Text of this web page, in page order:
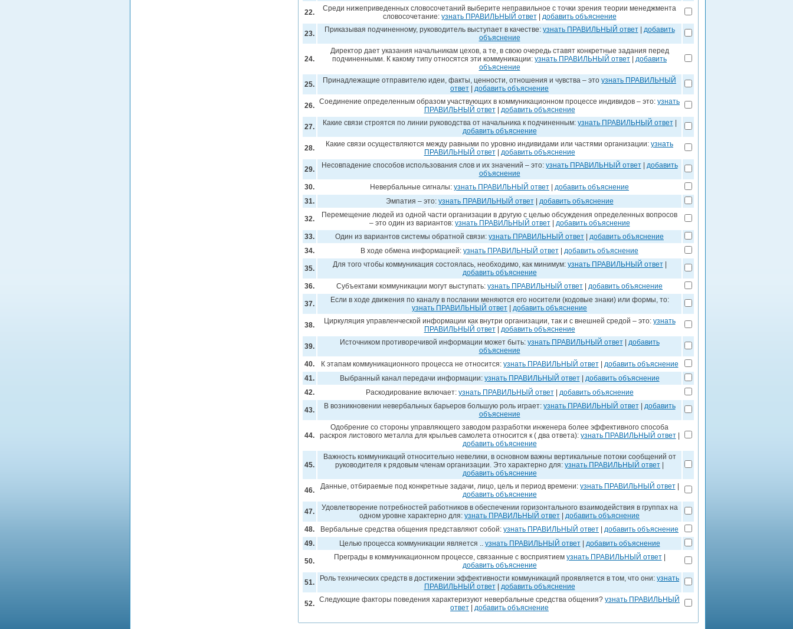
22.
Среди нижеприведенных словосочетаний выберите неправильное с точки зрения теории менеджмента
словосочетание: узнать ПРАВИЛЬНЫЙ ответ| добавить объяснение
23. Приказывая подчиненному, руководитель выступает в качестве: узнать ПРАВИЛЬНЫЙ ответ| добавить
объяснение
24.
Директор дает указания начальникам цехов, а те, в свою очередь ставят конкретные задания перед
подчиненными. К какому типу относятся эти коммуникации: узнать ПРАВИЛЬНЫЙ ответ
добавить
объяснение
25. Принадлежащие отправителю идеи, факты, ценности, отношения и чувства – это узнать ПРАВИЛЬНЫЙ
ответ
добавить объяснение
26. Соединение определенным образом участвующих в коммуникационном процессе индивидов – это: узнать
ПРАВИЛЬНЫЙ ответ| добавить объяснение
27. Какие связи строятся по линии руководства от начальника к подчиненным: узнать ПРАВИЛЬНЫЙ ответ|
добавить объяснение
28. Какие связи осуществляются между равными по уровню индивидами или частями организации: узнать
ПРАВИЛЬНЫЙ ответ| добавить объяснение
29. Несовпадение способов использования слов и их значений – это: узнать ПРАВИЛЬНЫЙ ответ| добавить
объяснение
30.
Невербальные сигналы: узнать ПРАВИЛЬНЫЙ ответ
добавить объяснение
31.
Эмпатия – это: узнать ПРАВИЛЬНЫЙ ответ| добавить объяснение
32.
Перемещение людей из одной части организации в другую с целью обсуждения определенных вопросов
– это один из вариантов: узнать ПРАВИЛЬНЫЙ ответ| добавить объяснение
33.
Один из вариантов системы обратной связи: узнать ПРАВИЛЬНЫЙ ответ
добавить объяснение
34.
В ходе обмена информацией: узнать ПРАВИЛЬНЫЙ ответ добавить объяснение
35. Для того чтобы коммуникация состоялась, необходимо, как минимум: узнать ПРАВИЛЬНЫЙ ответ|
добавить объяснение
36.
Субъектами коммуникации могут выступать: узнать ПРАВИЛЬНЫЙ ответ добавить объяснение
37.
Если в ходе движения по каналу в послании меняются его носители (кодовые знаки) или формы, то:
узнать ПРАВИЛЬНЫЙ ответ
добавить объяснение
38. Циркуляция управленческой информации как внутри организации, так и с внешней средой – это: узнать
ПРАВИЛЬНЫЙ ответ| добавить объяснение
39. Источником противоречивой информации может быть: узнать ПРАВИЛЬНЫЙ ответ| добавить
объяснение
40.
К этапам коммуникационного процесса не относится: узнать ПРАВИЛЬНЫЙ ответ| добавить объяснение
41.
Выбранный канал передачи информации: узнать ПРАВИЛЬНЫЙ ответ| добавить объяснение
42.
Раскодирование включает: узнать ПРАВИЛЬНЫЙ ответ| добавить объяснение
43. В возникновении невербальных барьеров большую роль играет: узнать ПРАВИЛЬНЫЙ ответ| добавить
объяснение
44.
Одобрение со стороны управляющего заводом разработки инженера более эффективного способа
раскроя листового металла для крыльев самолета относится к ( два ответа): узнать ПРАВИЛЬНЫЙ ответ|
добавить объяснение
45.
Важность коммуникаций относительно невелики, в основном важны вертикальные потоки сообщений от
руководителя к рядовым членам организации. Это характерно для: узнать ПРАВИЛЬНЫЙ ответ
добавить объяснение
46. Данные, отбираемые под конкретные задачи, лицо, цель и период времени: узнать ПРАВИЛЬНЫЙ ответ|
добавить объяснение
47.
Удовлетворение потребностей работников в обеспечении горизонтального взаимодействия в группах на
одном уровне характерно для: узнать ПРАВИЛЬНЫЙ ответ
добавить объяснение
48.
Вербальные средства общения представляют собой: узнать ПРАВИЛЬНЫЙ ответ
добавить объяснение
49.
Целью процесса коммуникации является .. узнать ПРАВИЛЬНЫЙ ответ| добавить объяснение
50. Преграды в коммуникационном процессе, связанные с восприятием узнать ПРАВИЛЬНЫЙ ответ|
добавить объяснение
51. Роль технических средств в достижении эффективности коммуникаций проявляется в том, что они: узнать
ПРАВИЛЬНЫЙ ответ| добавить объяснение
52. Следующие факторы поведения характеризуют невербальные средства общения? узнать ПРАВИЛЬНЫЙ
ответ
добавить объяснение